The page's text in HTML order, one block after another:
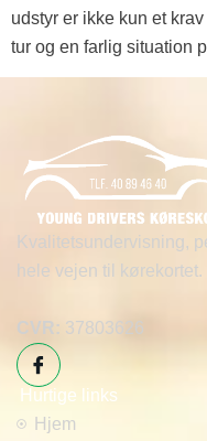
udstyr er ikke kun et
tur og en farlig situation
Kvalitetsundervisning,
hele vejen til kørekortet.
CVR: 37803626
Hurtige links
Hjem